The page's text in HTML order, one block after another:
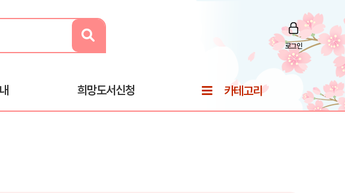
로그인
희망도서신청 카테고리